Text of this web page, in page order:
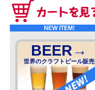
NEW ITEM!
BEER→
世界のクラフトビール販売